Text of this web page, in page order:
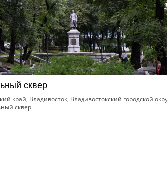
сквер
край, Владивосток, Владивостокский городской
сквер